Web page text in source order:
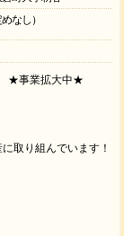
なし）
★事業拡大中★
取り組んでいます！